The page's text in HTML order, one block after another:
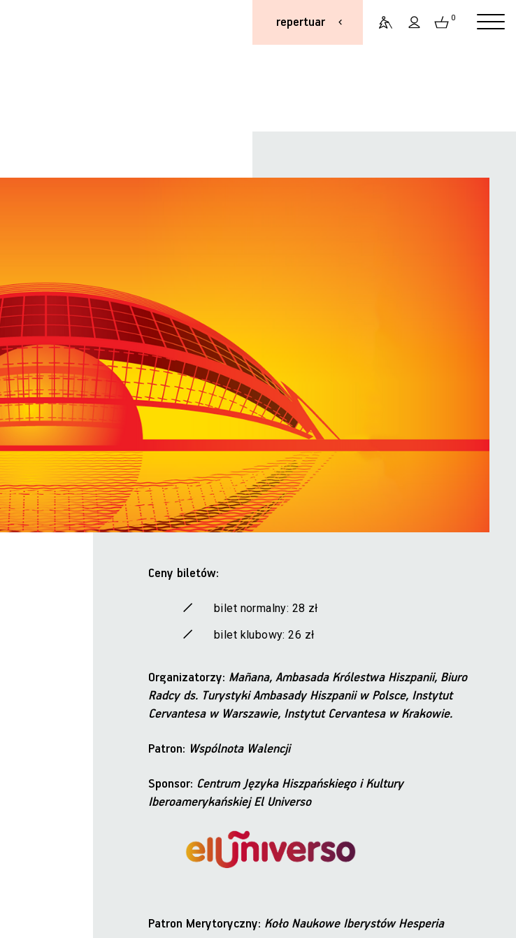
repertuar 0
Ceny biletów:
bilet normalny: 28 zł
bilet klubowy: 26 zł
Organizatorzy: Mañana, Ambasada Królestwa Hiszpanii, Biuro
Radcy ds. Turystyki Ambasady Hiszpanii w Polsce, Instytut
Cervantesa w Warszawie, Instytut Cervantesa w Krakowie.
Patron: Wspólnota Walencji
Sponsor: Centrum Języka Hiszpańskiego i Kultury
Iberoamerykańskiej El Universo
Patron Merytoryczny: Koło Naukowe Iberystów Hesperia